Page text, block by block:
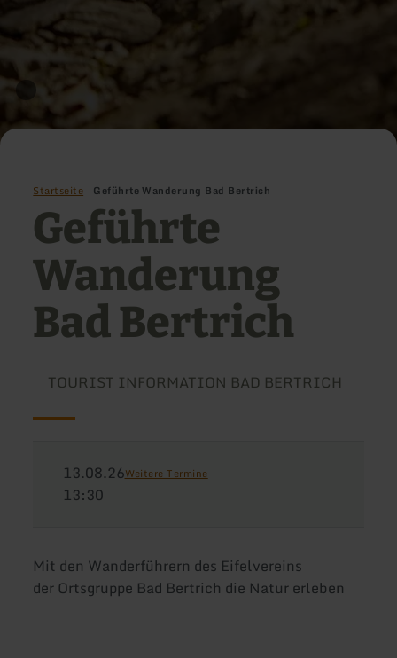
Startseite Geführte Wanderung Bad Bertrich
Geführte
Wanderung
Bad Bertrich
TOURIST INFORMATION BAD BERTRICH
13.08.26Weitere Termine
13:30
Mit den Wanderführern des Eifelvereins
der Ortsgruppe Bad Bertrich die Natur erleben